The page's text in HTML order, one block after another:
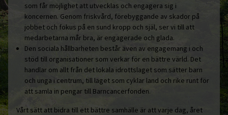
som får möjlighet att utvecklas och engagera sig i
koncernen. Genom friskvård, förebyggande av skador på
jobbet och fokus på en sund kropp och själ, ser vi till att
medarbetarna mår bra, är engagerade och glada.
Den sociala hållbarheten består även av engagemang i och
stöd till organisationer som verkar för en bättre värld. Det
handlar om allt från det lokala idrottslaget som sätter barn
och unga i centrum, till laget som cyklar land och rike runt för
att samla in pengar till Barncancerfonden.
Vårt sätt att bidra till ett bättre samhälle är att varje dag, året